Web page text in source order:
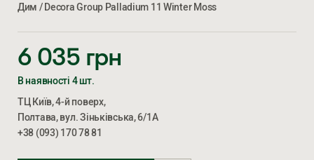
Дим / Decora Group Palladium 11 Winter Moss
6 035 грн
В наявності 4 шт.
ТЦ Київ, 4-й поверх,
Полтава, вул. Зіньківська, 6/1А
+38 (093) 170 78 81